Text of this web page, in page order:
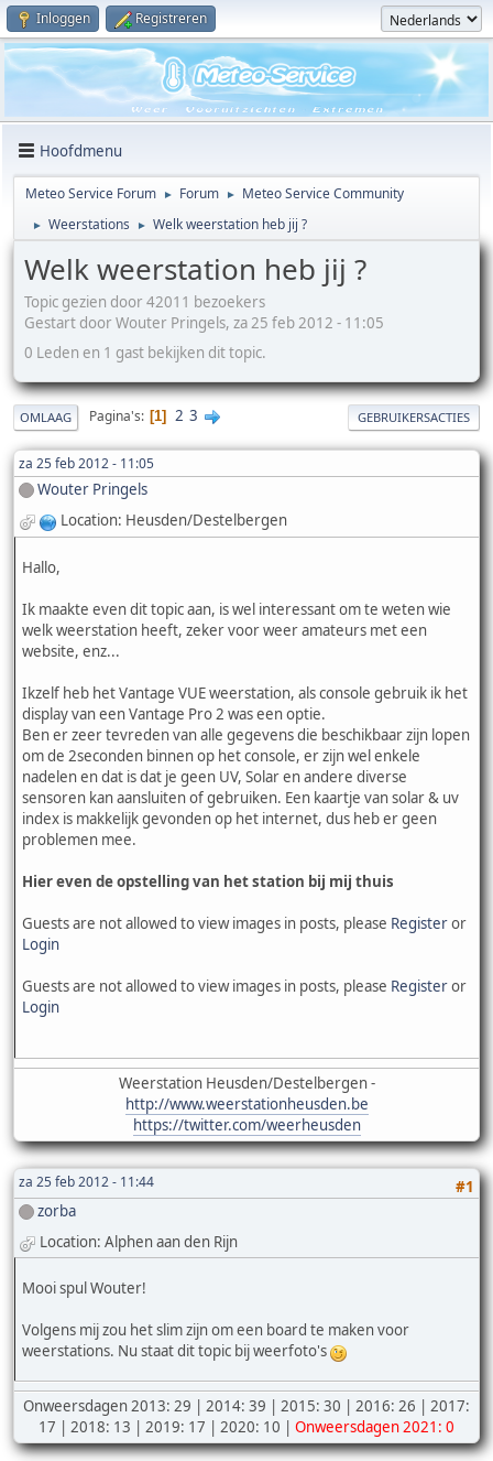
Inloggen Registreren
Hoofdmenu
Meteo Service Forum ► Forum ► Meteo Service Community
► Weerstations ► Welk weerstation heb jij ?
Welk weerstation heb jij ?
Topic gezien door 42011 bezoekers
Gestart door Wouter Pringels, za 25 feb 2012 - 11:05
0 Leden en 1 gast bekijken dit topic.
OMLAAG Pagina's 1 2 3 GEBRUIKERSACTIES
za 25 feb 2012 - 11:05
Wouter Pringels
Location: Heusden/Destelbergen
Hallo,
Ik maakte even dit topic aan, is wel interessant om te weten wie
welk weerstation heeft, zeker voor weer amateurs met een
website, enz...
Ikzelf heb het Vantage VUE weerstation, als console gebruik ik het
display van een Vantage Pro 2 was een optie.
Ben er zeer tevreden van alle gegevens die beschikbaar zijn lopen
om de 2seconden binnen op het console, er zijn wel enkele
nadelen en dat is dat je geen UV, Solar en andere diverse
sensoren kan aansluiten of gebruiken. Een kaartje van solar & uv
index is makkelijk gevonden op het internet, dus heb er geen
problemen mee.
Hier even de opstelling van het station bij mij thuis
Guests are not allowed to view images in posts, please Registeror
Login
Guests are not allowed to view images in posts, please Registeror
Login
Weerstation Heusden/Destelbergen -
http://www.weerstationheusden.be
https://twitter.com/weerheusden
za 25 feb 2012 - 11:44
#1
zorba
Location: Alphen aan den Rijn
Mooi spul Wouter!
Volgens mij zou het slim zijn om een board te maken voor
weerstations. Nu staat dit topic bij weerfoto's
Onweersdagen 2013: 29 | 2014: 39 | 2015: 30 | 2016: 26 | 2017:
17 | 2018: 13 | 2019: 17 | 2020: 10 | Onweersdagen 2021: 0